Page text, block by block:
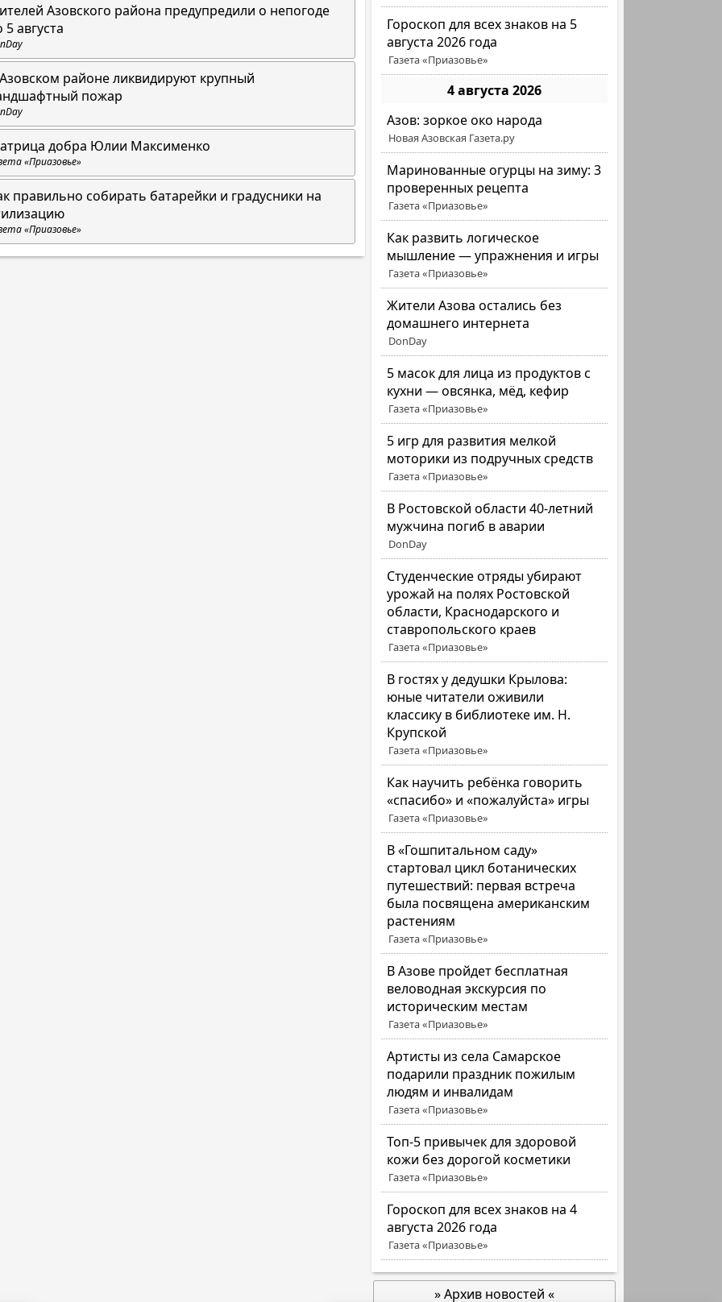
Гороскоп для всех знаков на 5
августа 2026 года
Газета «Приазовье»
4 августа 2026
Азов: зоркое око народа
Новая Азовская Газета.ру
Маринованные огурцы на зиму: 3
проверенных рецепта
Газета «Приазовье»
Как развить логическое
мышление — упражнения и игры
Газета «Приазовье»
Жители Азова остались без
домашнего интернета
DonDay
5 масок для лица из продуктов с
кухни — овсянка, мёд, кефир
Газета «Приазовье»
5 игр для развития мелкой
моторики из подручных средств
Газета «Приазовье»
В Ростовской области 40-летний
мужчина погиб в аварии
DonDay
Студенческие отряды убирают
урожай на полях Ростовской
области, Краснодарского и
ставропольского краев
Газета «Приазовье»
В гостях у дедушки Крылова:
юные читатели оживили
классику в библиотеке им. Н.
Крупской
Газета «Приазовье»
Как научить ребёнка говорить
«спасибо» и «пожалуйста» игры
Газета «Приазовье»
В «Гошпитальном саду»
стартовал цикл ботанических
путешествий: первая встреча
была посвящена американским
растениям
Газета «Приазовье»
В Азове пройдет бесплатная
веловодная экскурсия по
историческим местам
Газета «Приазовье»
Артисты из села Самарское
подарили праздник пожилым
людям и инвалидам
Газета «Приазовье»
Топ-5 привычек для здоровой
кожи без дорогой косметики
Газета «Приазовье»
Гороскоп для всех знаков на 4
августа 2026 года
Газета «Приазовье»
» Архив новостей «
Азовского района предупредили о непогоде
5 августа
районе ликвидируют крупный
пожар
добра Юлии Максименко
«Приазовье»
правильно собирать батарейки и градусники на
«Приазовье»